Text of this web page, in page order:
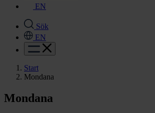
EN
Sök
EN
Start
Mondana
Mondana